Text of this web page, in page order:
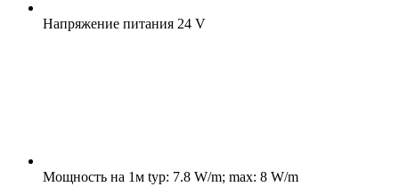
Напряжение питания 24 V
Мощность на 1м typ: 7.8 W/m; max: 8 W/m